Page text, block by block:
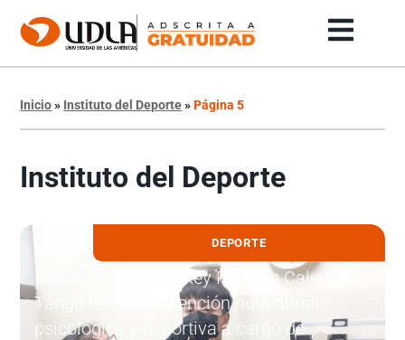
Inicio» Instituto del Deporte»Página 5
Instituto del Deporte
DEPORTE
24 agosto, 2022
Deportistas de Hockey Patín de Calera de
Tango recibirán atención nutricional,
psicológica y deportiva a cargo de